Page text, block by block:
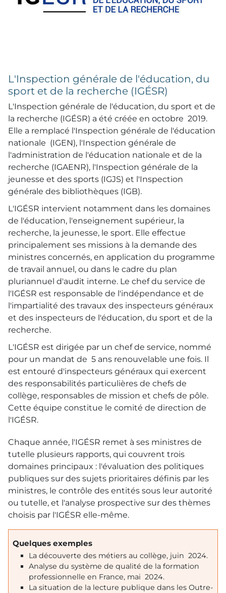
L'Inspection générale de l'éducation, du
sport et de la recherche (IGÉSR)
L'Inspection générale de l'éducation, du sport et de
la recherche (IGÉSR) a été créée en octobre 2019.
Elle a remplacé l'Inspection générale de l'éducation
nationale (IGEN), l'Inspection générale de
l'administration de l'éducation nationale et de la
recherche (IGAENR), l'Inspection générale de la
jeunesse et des sports (IGJS) et l'Inspection
générale des bibliothèques (IGB).
L'IGÉSR intervient notamment dans les domaines
de l'éducation, l'enseignement supérieur, la
recherche, la jeunesse, le sport. Elle effectue
principalement ses missions à la demande des
ministres concernés, en application du programme
de travail annuel, ou dans le cadre du plan
pluriannuel d'audit interne. Le chef du service de
l'IGÉSR est responsable de l'indépendance et de
l'impartialité des travaux des inspecteurs généraux
et des inspecteurs de l'éducation, du sport et de la
recherche.
L'IGÉSR est dirigée par un chef de service, nommé
pour un mandat de 5 ans renouvelable une fois. Il
est entouré d'inspecteurs généraux qui exercent
des responsabilités particulières de chefs de
collège, responsables de mission et chefs de pôle.
Cette équipe constitue le comité de direction de
l'IGÉSR.
Chaque année, l'IGÉSR remet à ses ministres de
tutelle plusieurs rapports, qui couvrent trois
domaines principaux : l'évaluation des politiques
publiques sur des sujets prioritaires définis par les
ministres, le contrôle des entités sous leur autorité
ou tutelle, et l'analyse prospective sur des thèmes
choisis par l'IGÉSR elle-même.
Quelques exemples
La découverte des métiers au collège, juin 2024.
Analyse du système de qualité de la formation
professionnelle en France, mai 2024.
La situation de la lecture publique dans les Outre-